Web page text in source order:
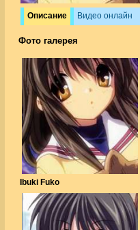
Описание Видео онлайн
Фото галерея
Ibuki Fuko